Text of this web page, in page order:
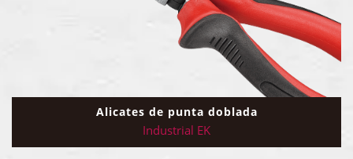
Alicates de punta doblada
Industrial EK